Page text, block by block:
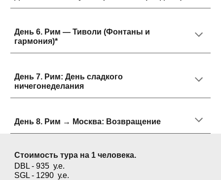
День 6. Рим — Тиволи (Фонтаны и
гармония)*
День 7. Рим: День сладкого
ничегонеделания
День 8. Рим → Москва: Возвращение
Стоимость тура на 1 человека.
DBL -935 у.е.
SGL - 1290 у.е.